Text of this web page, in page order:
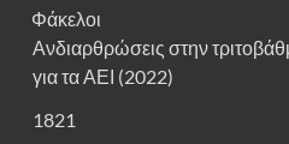
Φάκελοι
Ανδιαρθρώσεις στην
για τα ΑΕΙ (2022)
1821